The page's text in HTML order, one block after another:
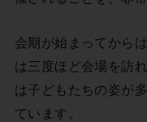
会期が始まってから
は三度ほど会場を訪
は子どもたちの姿が
ています。